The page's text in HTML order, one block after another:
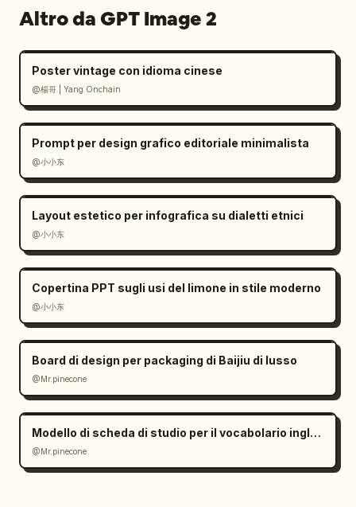
Altro da GPT Image 2
Poster vintage con idioma cinese
@楊哥 | Yang Onchain
Prompt per design grafico editoriale minimalista
@小小东
Layout estetico per infografica su dialetti etnici
@小小东
Copertina PPT sugli usi del limone in stile moderno
@小小东
Board di design per packaging di Baijiu di lusso
@Mr.pinecone
Modello di scheda di studio per il vocabolario inglese
@Mr.pinecone